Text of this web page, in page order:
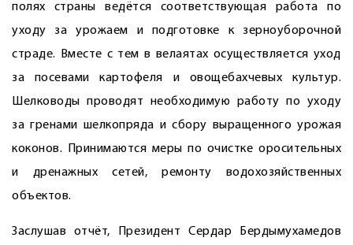
полях страны ведётся соответствующая работа по
уходу за урожаем и подготовке к зерноуборочной
страде. Вместе с тем в велаятах осуществляется уход
за посевами картофеля и овощебахчевых культур.
Шелководы проводят необходимую работу по уходу
за гренами шелкопряда и сбору выращенного урожая
коконов. Принимаются меры по очистке оросительных
и дренажных сетей, ремонту водохозяйственных
объектов.
Заслушав отчёт, Президент Сердар Бердымухамедов